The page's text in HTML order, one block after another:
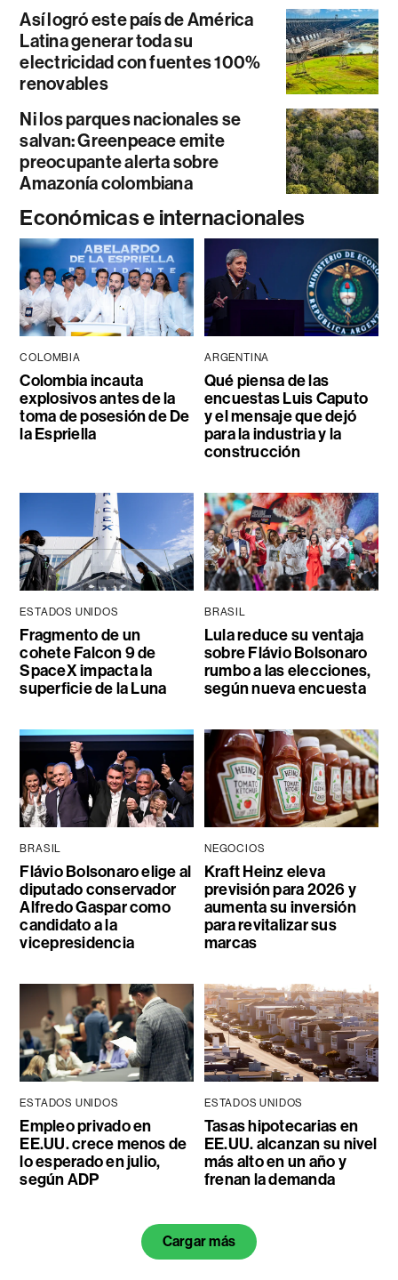
Así logró este país de América
Latina generar toda su
electricidad con fuentes 100%
renovables
Ni los parques nacionales se
salvan: Greenpeace emite
preocupante alerta sobre
Amazonía colombiana
Económicas e internacionales
COLOMBIA
Colombia incauta
explosivos antes de la
toma de posesión de De
la Espriella
ARGENTINA
Qué piensa de las
encuestas Luis Caputo
y el mensaje que dejó
para la industria y la
construcción
ESTADOS UNIDOS
Fragmento de un
cohete Falcon 9 de
SpaceX impacta la
superficie de la Luna
BRASIL
Lula reduce su ventaja
sobre Flávio Bolsonaro
rumbo a las elecciones,
según nueva encuesta
BRASIL
Flávio Bolsonaro elige al
diputado conservador
Alfredo Gaspar como
candidato a la
vicepresidencia
NEGOCIOS
Kraft Heinz eleva
previsión para 2026 y
aumenta su inversión
para revitalizar sus
marcas
ESTADOS UNIDOS
Empleo privado en
EE.UU. crece menos de
lo esperado en julio,
según ADP
ESTADOS UNIDOS
Tasas hipotecarias en
EE.UU. alcanzan su nivel
más alto en un año y
frenan la demanda
Cargar más